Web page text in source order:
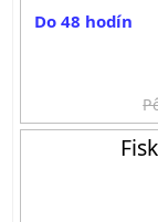
Do 48 hodín